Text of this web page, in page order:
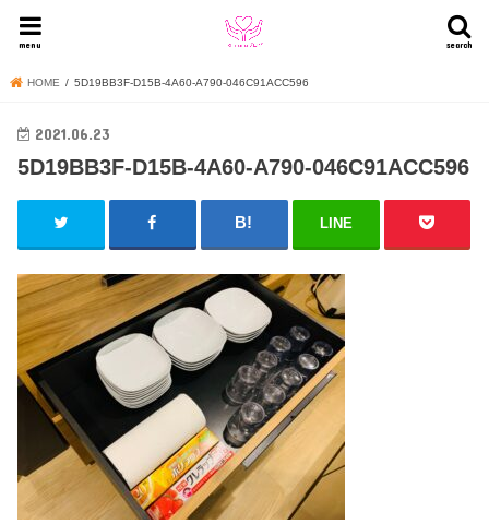
search
menu
HOME 5D19BB3F-D15B-4A60-A790-046C91ACC596
2021.06.23
5D19BB3F-D15B-4A60-A790-046C91ACC596
LINE